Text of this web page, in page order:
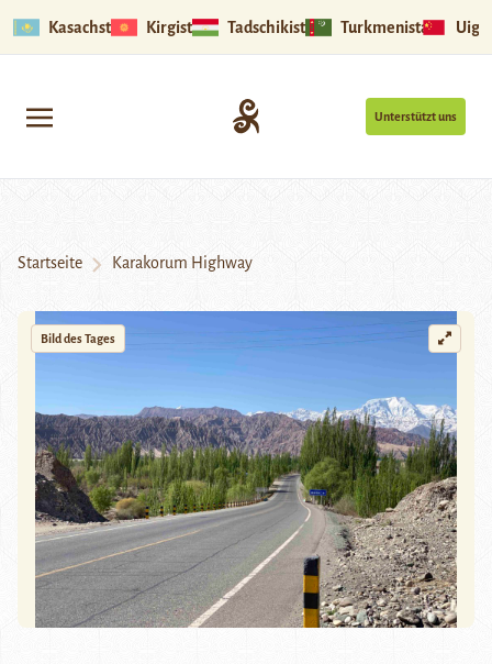
Kasachstan Kirgistan Tadschikistan Turkmenistan
Unterstützt uns
Startseite Karakorum Highway
Bild des Tages